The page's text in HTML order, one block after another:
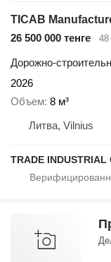
26 500 000 тенге 48
Дорожно-
2026
Объем 8 м³
Литва, Vilnius
TRADE INDUSTRIAL